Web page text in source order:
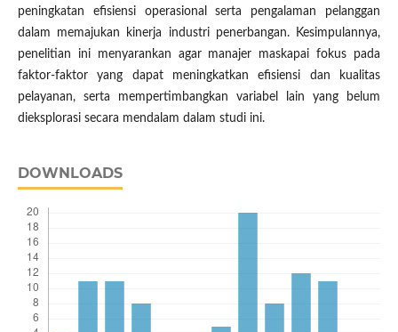
peningkatan efisiensi operasional serta pengalaman pelanggan
dalam memajukan kinerja industri penerbangan. Kesimpulannya,
penelitian ini menyarankan agar manajer maskapai fokus pada
faktor-faktor yang dapat meningkatkan efisiensi dan kualitas
pelayanan, serta mempertimbangkan variabel lain yang belum
dieksplorasi secara mendalam dalam studi ini.
DOWNLOADS